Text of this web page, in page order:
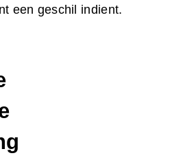
een geschil indient.